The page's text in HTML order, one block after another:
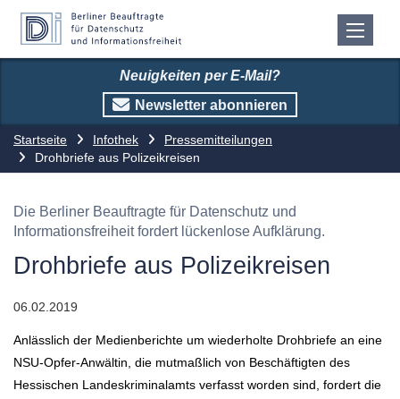
Neuigkeiten per E-Mail?
Newsletter abonnieren
Startseite Infothek
Pressemitteilungen
Drohbriefe aus Polizeikreisen
Die Berliner Beauftragte für Datenschutz und
Informationsfreiheit fordert lückenlose Aufklärung.
Drohbriefe aus Polizeikreisen
06.02.2019
Anlässlich der Medienberichte um wiederholte Drohbriefe an eine
NSU-Opfer-Anwältin, die mutmaßlich von Beschäftigten des
Hessischen Landeskriminalamts verfasst worden sind, fordert die